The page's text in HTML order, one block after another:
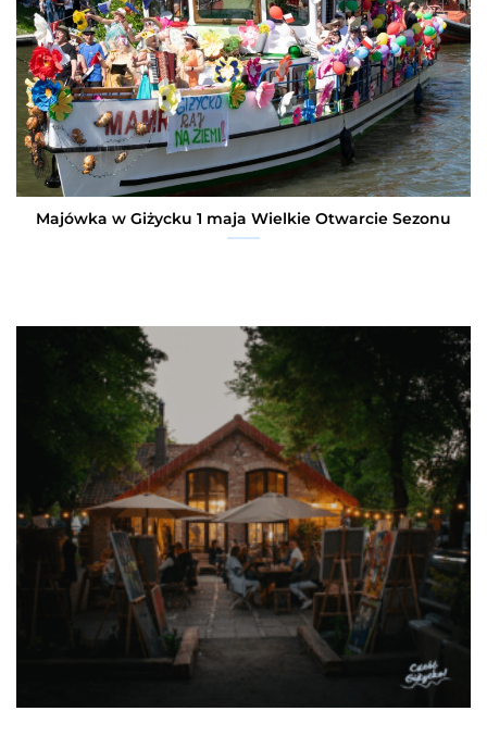
Majówka w Giżycku 1 maja Wielkie Otwarcie Sezonu